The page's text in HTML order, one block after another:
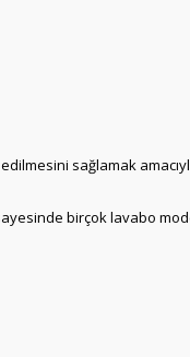
sağlamak
birçok lavabo